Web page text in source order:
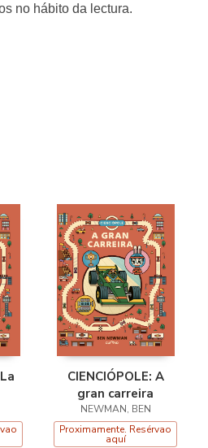
no hábito da lectura.
CIENCIÓPOLE: A
gran carreira
NEWMAN, BEN
Proximamente. Resérvao
aquí